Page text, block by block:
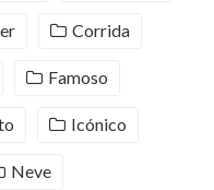
Corrida
Famoso
Icónico
Neve